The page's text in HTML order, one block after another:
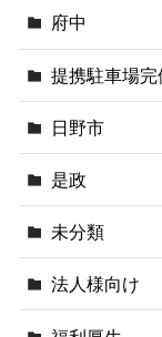
府中
提携駐車場完
日野市
是政
未分類
法人様向け